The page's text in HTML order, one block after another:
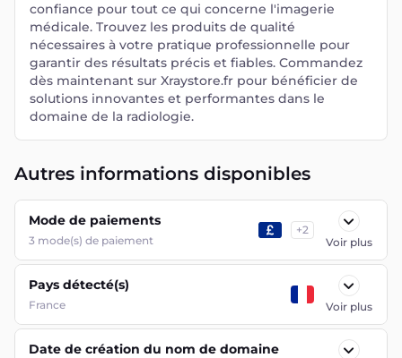
confiance pour tout ce qui concerne l'imagerie
médicale. Trouvez les produits de qualité
nécessaires à votre pratique professionnelle pour
garantir des résultats précis et fiables. Commandez
dès maintenant sur Xraystore.fr pour bénéficier de
solutions innovantes et performantes dans le
domaine de la radiologie.
Autres informations disponibles
Mode de paiements
3 mode(s) de paiement
+2
Voir plus
Pays détecté(s)
France Voir plus
Date de création du nom de domaine